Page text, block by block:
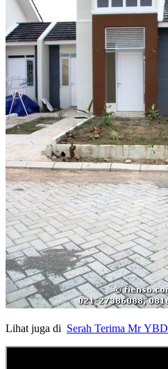
Lihat juga di Serah Terima Mr